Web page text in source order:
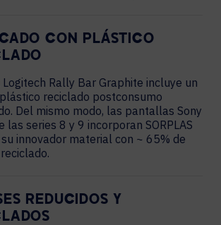
CON PLÁSTICO
Logitech Rally Bar Graphite incluye un
reciclado postconsumo
Del mismo modo, las pantallas Sony
las series 8 y 9 incorporan SORPLAS
su innovador material con ~ 65% de
REDUCIDOS Y